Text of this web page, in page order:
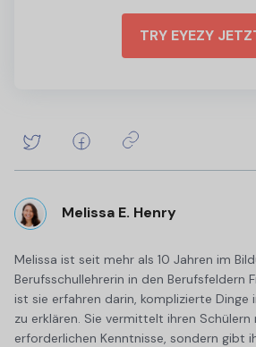
TRY EYEZY
Melissa E. Henry
Melissa ist seit mehr als 10 Jahren im
Berufsschullehrerin in den Berufsfeldern
ist sie erfahren darin, komplizierte Dinge
zu erklären. Sie vermittelt ihren Schülern
erforderlichen Kenntnisse, sondern gibt